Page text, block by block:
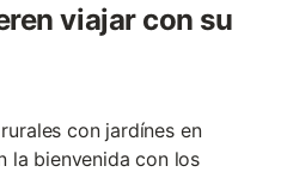
viajar con su
con jardínes en
la bienvenida con los